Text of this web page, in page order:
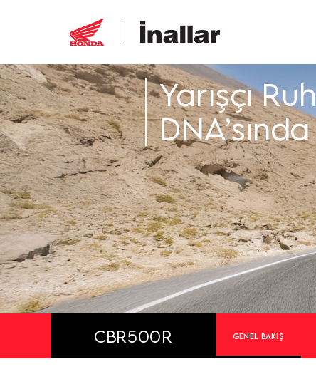
Yarışçı Ruh
DNA’sında
CBR500R GENEL BAKIŞ